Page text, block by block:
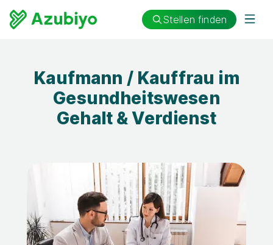
Stellen finden
Kaufmann / Kauffrau im
Gesundheitswesen
Gehalt & Verdienst